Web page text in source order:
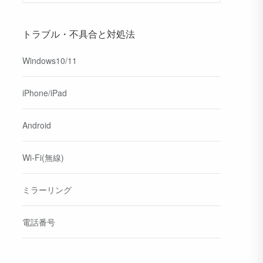
トラブル・不具合と対処法
Windows10/11
iPhone/iPad
Android
Wi-Fi(無線)
ミラーリング
電話番号